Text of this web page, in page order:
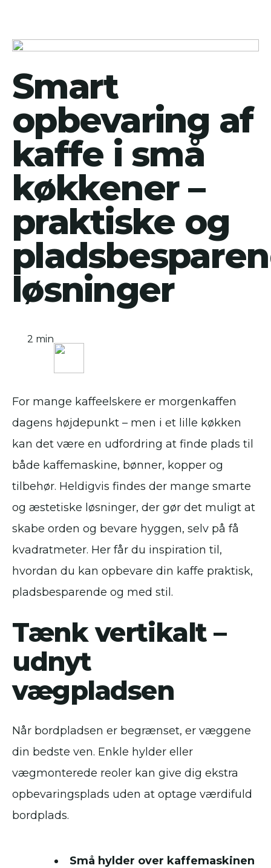
Smart
opbevaring af
kaffe i små
køkkener –
praktiske og
løsninger
2 min
For mange kaffeelskere er morgenkaffen
dagens højdepunkt – men i et lille køkken
kan det være en udfordring at finde plads til
både kaffemaskine, bønner, kopper og
tilbehør. Heldigvis findes der mange smarte
og æstetiske løsninger, der gør det muligt at
skabe orden og bevare hyggen, selv på få
kvadratmeter. Her får du inspiration til,
hvordan du kan opbevare din kaffe praktisk,
pladsbesparende og med stil.
Tænk vertikalt –
udnyt
vægpladsen
Når bordpladsen er begrænset, er væggene
din bedste ven. Enkle hylder eller
vægmonterede reoler kan give dig ekstra
opbevaringsplads uden at optage værdifuld
bordplads.
Små hylder over kaffemaskinen